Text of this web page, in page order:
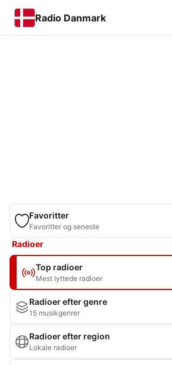
Radio Danmark
Favoritter
Favoritter og seneste
Radioer
Top radioer
Mest lyttede radioer
Radioer efter genre
15 musikgenrer
Radioer efter region
Lokale radioer